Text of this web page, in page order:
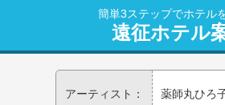
簡単3ステップでホテル
遠征ホテル
アーティスト： 薬師丸ひろ